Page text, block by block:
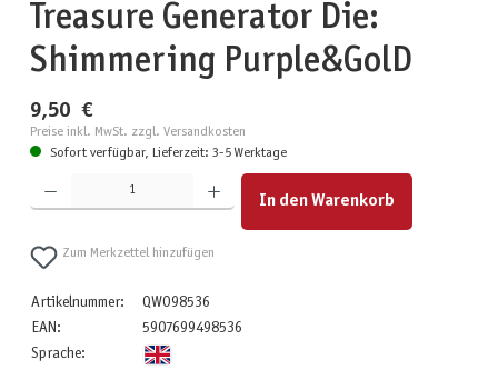
Treasure Generator Die:
Shimmering Purple&GolD
9,50 €
Preise inkl. MwSt. zzgl. Versandkosten
Sofort verfügbar, Lieferzeit: 3-5 Werktage
Produkt Anzahl: Gib den gewünschten Wert ein oder benutze die Schaltflächen um die Anzahl zu
In den Warenkorb
Zum Merkzettel hinzufügen
Artikelnummer:
QWO98536
EAN:
5907699498536
Sprache: